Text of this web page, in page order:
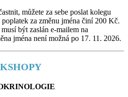
můžete za sebe poslat kolegu
za změnu jména činí 200 Kč.
být zaslán e-mailem na
jména není možná po 17. 11. 2026.